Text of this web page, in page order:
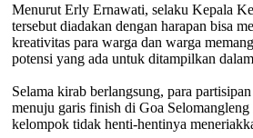
Menurut Erly Ernawati, selaku Kepala
tersebut diadakan dengan harapan bisa
kreativitas para warga dan warga
potensi yang ada untuk ditampilkan
Selama kirab berlangsung, para
menuju garis finish di Goa Selomangleng
kelompok tidak henti-hentinya